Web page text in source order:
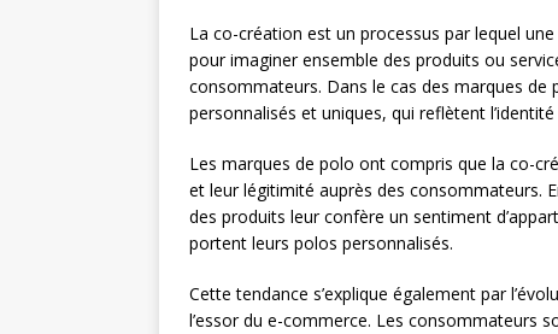
La co-création est un processus par lequel
pour imaginer ensemble des produits ou
consommateurs. Dans le cas des marques
personnalisés et uniques, qui reflètent
Les marques de polo ont compris que la co-
et leur légitimité auprès des consommateurs.
des produits leur confère un sentiment
portent leurs polos personnalisés.
Cette tendance s’explique également par
l’essor du e-commerce. Les consommateurs